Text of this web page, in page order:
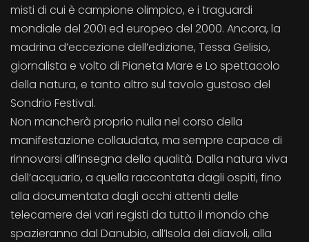
misti di cui è campione olimpico, e i traguardi
mondiale del 2001 ed europeo del 2000. Ancora, la
madrina d’eccezione dell’edizione, Tessa Gelisio,
giornalista e volto di Pianeta Mare e Lo spettacolo
della natura, e tanto altro sul tavolo gustoso del
Sondrio Festival.
Non mancherà proprio nulla nel corso della
manifestazione collaudata, ma sempre capace di
rinnovarsi all’insegna della qualità. Dalla natura viva
dell’acquario, a quella raccontata dagli ospiti, fino
alla documentata dagli occhi attenti delle
telecamere dei vari registi da tutto il mondo che
spazieranno dal Danubio, all’Isola dei diavoli, alla